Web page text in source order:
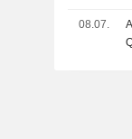
08.07.